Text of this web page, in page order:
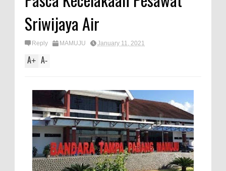
Sriwijaya Air
Reply MAMUJU January 11, 2021
A+ A-